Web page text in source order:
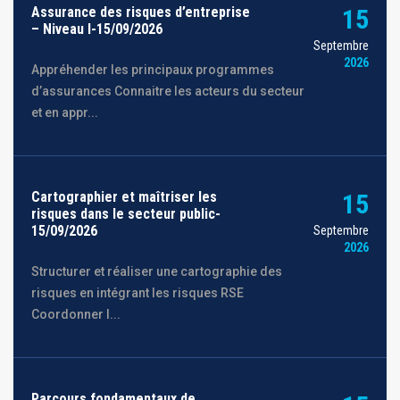
Assurance des risques d’entreprise
– Niveau I-15/09/2026
Appréhender les principaux programmes
d’assurances Connaitre les acteurs du secteur
et en appr...
15
Septembre
2026
Cartographier et maîtriser les
risques dans le secteur public-
15/09/2026
Structurer et réaliser une cartographie des
risques en intégrant les risques RSE
Coordonner l...
15
Septembre
2026